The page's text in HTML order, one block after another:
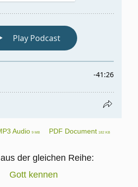
Audio 9 MB PDF Document 182 KB
der gleichen Reihe:
Gott kennen